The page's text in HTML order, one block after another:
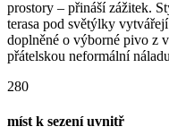
prostory – přináší zážitek.
terasa pod světýlky
doplněné o výborné pivo z
přátelskou neformální
280
míst k sezení uvnitř